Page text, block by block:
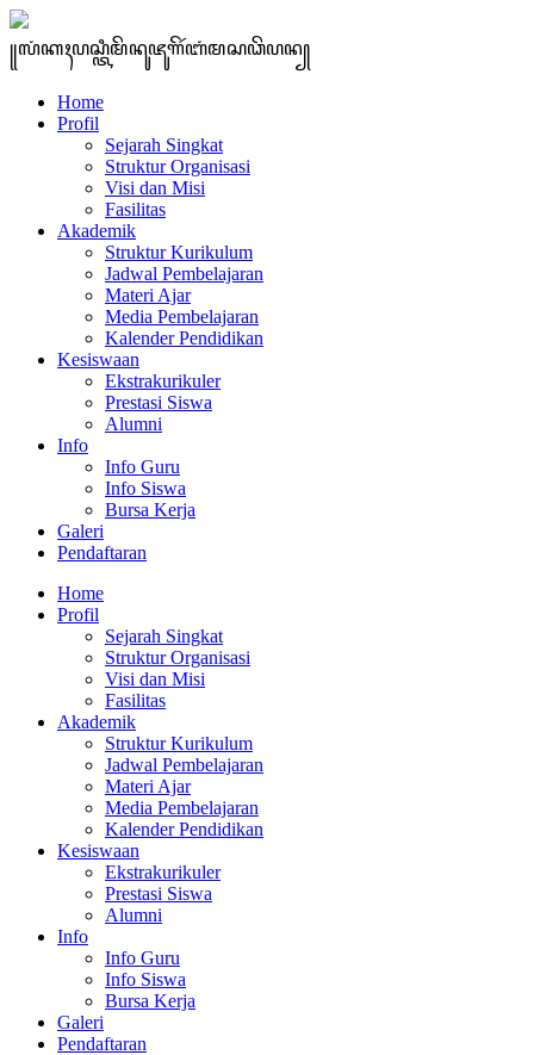
꧋ꦭꦁꦏꦃꦥꦱ꧀ꦠꦶꦩꦼꦤꦸꦗꦸꦒꦼꦂꦧꦁꦩꦱꦣꦼꦥꦤ꧀
Home
Profil
Sejarah Singkat
Struktur Organisasi
Visi dan Misi
Fasilitas
Akademik
Struktur Kurikulum
Jadwal Pembelajaran
Materi Ajar
Media Pembelajaran
Kalender Pendidikan
Kesiswaan
Ekstrakurikuler
Prestasi Siswa
Alumni
Info
Info Guru
Info Siswa
Bursa Kerja
Galeri
Pendaftaran
Home
Profil
Sejarah Singkat
Struktur Organisasi
Visi dan Misi
Fasilitas
Akademik
Struktur Kurikulum
Jadwal Pembelajaran
Materi Ajar
Media Pembelajaran
Kalender Pendidikan
Kesiswaan
Ekstrakurikuler
Prestasi Siswa
Alumni
Info
Info Guru
Info Siswa
Bursa Kerja
Galeri
Pendaftaran